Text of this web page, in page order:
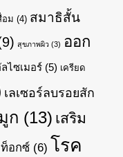
อม (4) สมาธิสั้น
สุขภาพผิว (3) ออก
ไซเมอร์ (5) เครียด
เลเซอร์ลบรอยสัก
ก (13) เสริม
อกซ์ (6) โรค